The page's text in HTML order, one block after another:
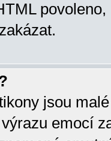
jsou
emocí